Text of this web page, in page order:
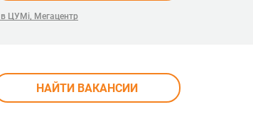
в ЦУМі, Мегацентр
НАЙТИ ВАКАНСИИ